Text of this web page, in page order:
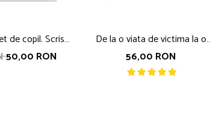
de copil. Scrise
la orice varsta,
50,00 RON
De la o viata de victima la o
cariera de succes, autor Nicoleta
Fotau-Ababei
56,00 RON